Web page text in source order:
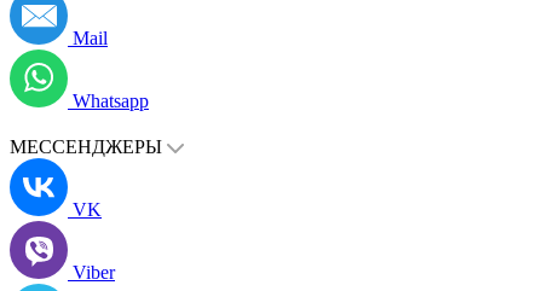
Mail
Whatsapp
МЕССЕНДЖЕРЫ
VK
Viber